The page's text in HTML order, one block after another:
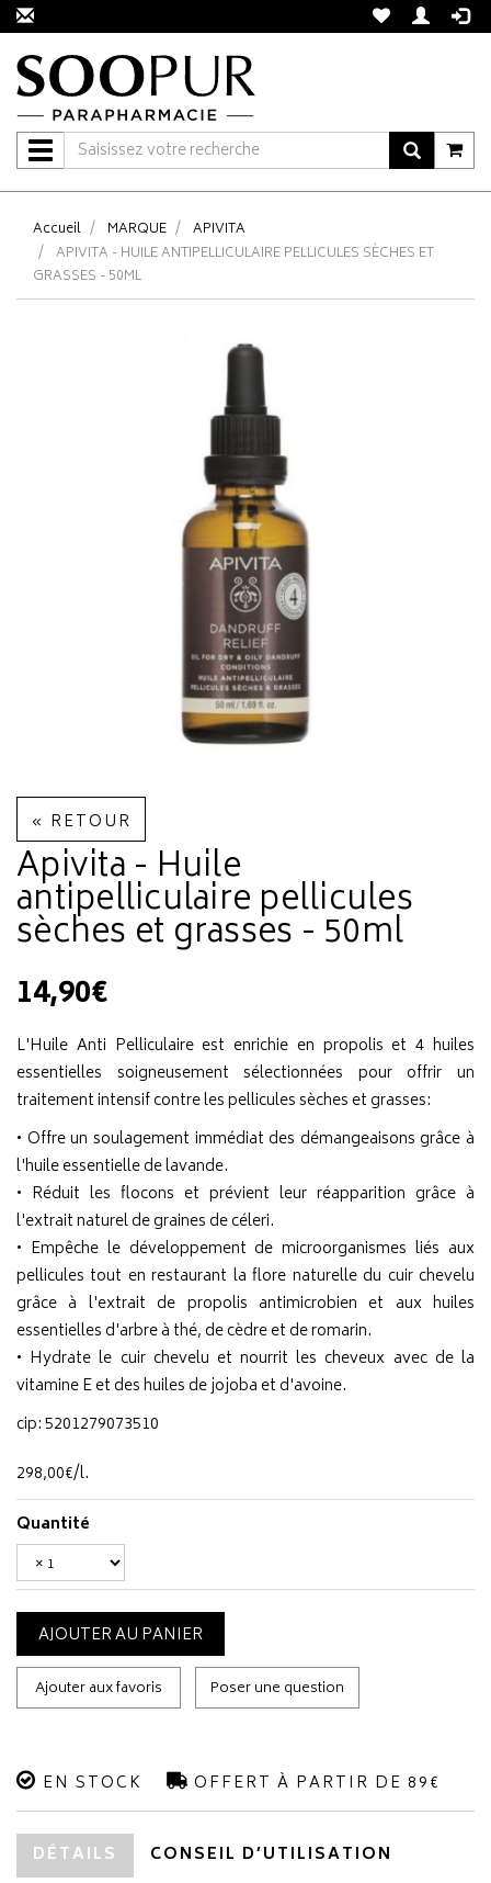
Navigation
Accueil MARQUE
APIVITA
APIVITA - HUILE ANTIPELLICULAIRE PELLICULES SÈCHES ET
GRASSES - 50ML
« RETOUR
Apivita - Huile
antipelliculaire pellicules
sèches et grasses - 50ml
14,90€
L'Huile Anti Pelliculaire est enrichie en propolis et 4 huiles
essentielles soigneusement sélectionnées pour offrir un
traitement intensif contre les pellicules sèches et grasses:
• Offre un soulagement immédiat des démangeaisons grâce à
l'huile essentielle de lavande.
• Réduit les flocons et prévient leur réapparition grâce à
l'extrait naturel de graines de céleri.
• Empêche le développement de microorganismes liés aux
pellicules tout en restaurant la flore naturelle du cuir chevelu
grâce à l'extrait de propolis antimicrobien et aux huiles
essentielles d'arbre à thé, de cèdre et de romarin.
• Hydrate le cuir chevelu et nourrit les cheveux avec de la
vitamine E et des huiles de jojoba et d'avoine.
cip: 5201279073510
298,00€/l.
Quantité
AJOUTER AU PANIER
Ajouter aux favoris Poser une question
EN STOCK OFFERT À PARTIR DE 89€
DÉTAILS
CONSEIL D’UTILISATION